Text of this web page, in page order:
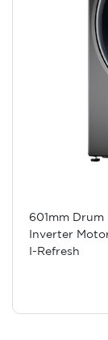
601mm Drum
Inverter
I-Refresh